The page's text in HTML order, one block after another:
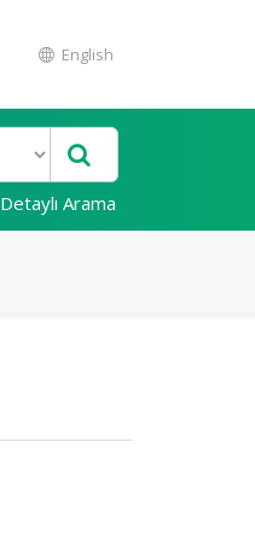
English
Detaylı Arama